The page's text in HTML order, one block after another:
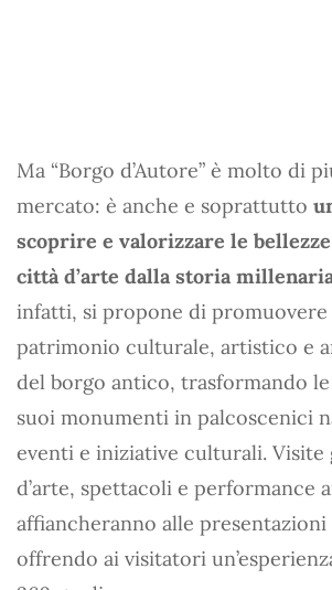
Ma “Borgo d’Autore” è molto di
mercato: è anche e soprattutto
scoprire e valorizzare le
città d’arte dalla storia
infatti, si propone di
patrimonio culturale, artistico e
del borgo antico, trasformando le
suoi monumenti in palcoscenici
eventi e iniziative culturali. Visite
d’arte, spettacoli e performance
affiancheranno alle
offrendo ai visitatori